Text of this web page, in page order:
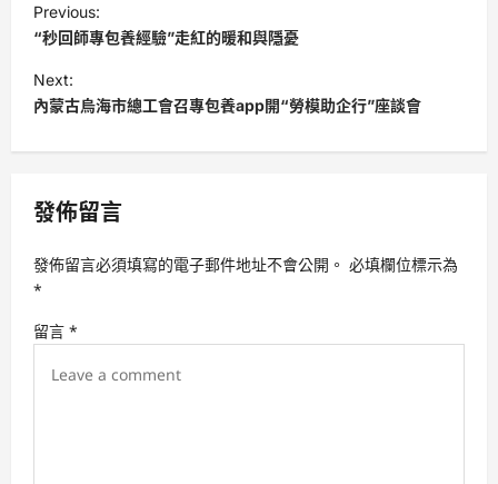
o
s
t
v
g
t
Previous:
“秒回師專包養經驗”走紅的暖和與隱憂
Next:
內蒙古烏海市總工會召專包養app開“勞模助企行”座談會
發佈留言
發佈留言必須填寫的電子郵件地址不會公開。 必填欄位標示為
*
留言 *